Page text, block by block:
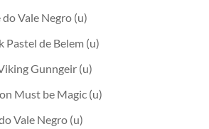
Vale Negro (u)
Pastel de Belem (u)
Gunngeir (u)
Must be Magic (u)
Vale Negro (u)